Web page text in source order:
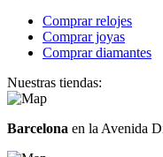
Comprar relojes
Comprar joyas
Comprar diamantes
Nuestras tiendas:
Barcelona en la Avenida